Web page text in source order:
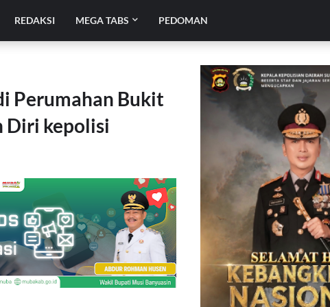
REDAKSI MEGA TABS PEDOMAN
Perumahan Bukit
Diri kepolisi